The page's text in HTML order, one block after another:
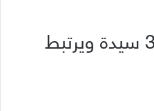
ياباني يحتال على 35 سيدة ويرتبط